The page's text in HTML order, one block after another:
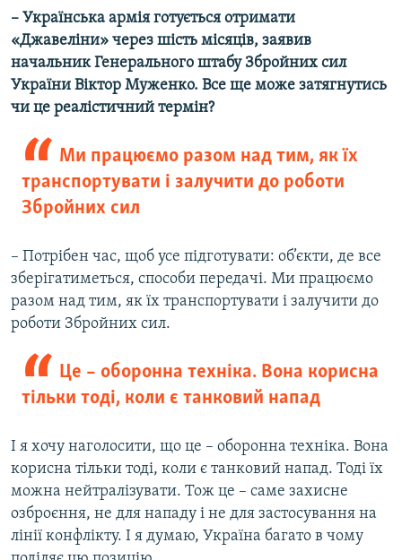
– Українська армія готується отримати
«Джавеліни» через шість місяців, заявив
начальник Генерального штабу Збройних сил
України Віктор Муженко. Все ще може затягнутись
чи це реалістичний термін?
Ми працюємо разом над тим, як їх
транспортувати і залучити до роботи
Збройних сил
– Потрібен час, щоб усе підготувати: об’єкти, де все
зберігатиметься, способи передачі. Ми працюємо
разом над тим, як їх транспортувати і залучити до
роботи Збройних сил.
Це – оборонна техніка. Вона корисна
тільки тоді, коли є танковий напад
І я хочу наголосити, що це – оборонна техніка. Вона
корисна тільки тоді, коли є танковий напад. Тоді їх
можна нейтралізувати. Тож це – саме захисне
озброєння, не для нападу і не для застосування на
лінії конфлікту. І я думаю, Україна багато в чому